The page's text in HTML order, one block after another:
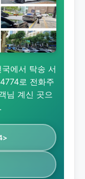
에서 탁송 서
로 전화주
님 계신 곳으